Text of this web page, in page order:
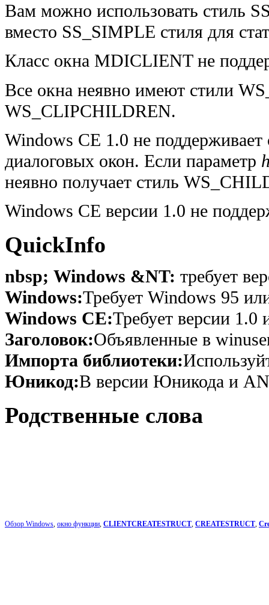
Вам можно использовать стиль
вместо SS_SIMPLE стиля для
Класс окна MDICLIENT не
Все окна неявно имеют стили
WS_CLIPCHILDREN.
Windows CE 1.0 не
диалоговых окон. Если параметр
неявно получает стиль
Windows CE версии 1.0 не
QuickInfo
nbsp; Windows &NT: требует
Windows:Требует Windows 95
Windows CE:Требует версии 1.0
Заголовок:Объявленные в
Импорта библиотеки:
Юникод:В версии Юникода и
Родственные слова
Обзор Windows, окно функции, CLIENTCREATESTRUCT, CREATESTRUCT,